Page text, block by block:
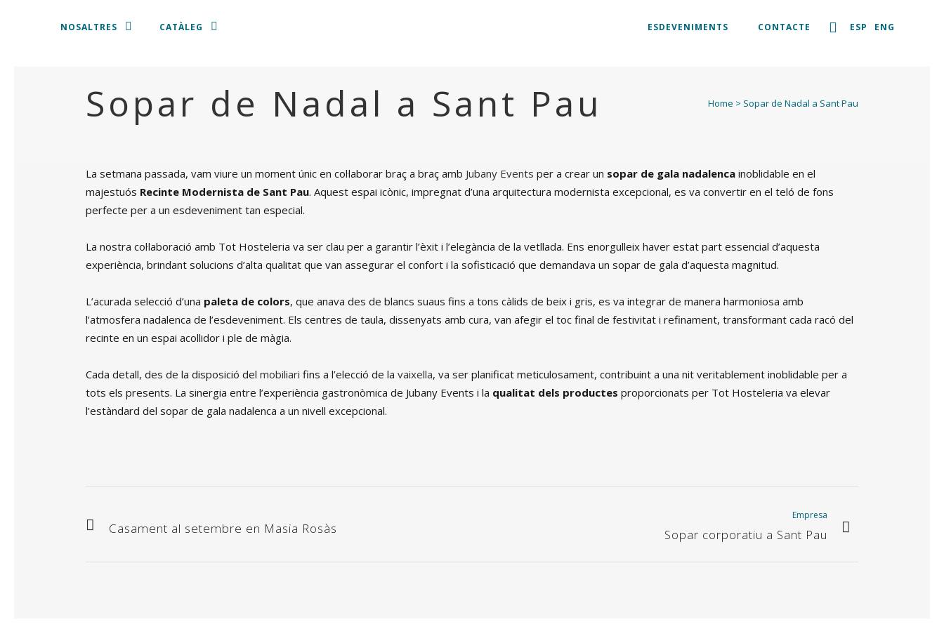
NOSALTRES CATÀLEG
ESTOVALLES I TOVALLONS
COBERTERIA
CRISTALLERIA
SOFÀS, BUTAQUES I PUFFS
BARRES
ESDEVENIMENTS CONTACTE ESP ENG
Sopar de Nadal a Sant Pau Home > Sopar de Nadal a Sant Pau
La setmana passada, vam viure un moment únic en col·laborar braç a braç amb Jubany Events per a crear un sopar de gala nadalenca inoblidable en el
majestuós Recinte Modernista de Sant Pau. Aquest espai icònic, impregnat d’una arquitectura modernista excepcional, es va convertir en el teló de fons
perfecte per a un esdeveniment tan especial.
La nostra col·laboració amb Tot Hosteleria va ser clau per a garantir l’èxit i l’elegància de la vetllada. Ens enorgulleix haver estat part essencial d’aquesta
experiència, brindant solucions d’alta qualitat que van assegurar el confort i la sofisticació que demandava un sopar de gala d’aquesta magnitud.
L’acurada selecció d’una paleta de colors, que anava des de blancs suaus fins a tons càlids de beix i gris, es va integrar de manera harmoniosa amb
l’atmosfera nadalenca de l’esdeveniment. Els centres de taula, dissenyats amb cura, van afegir el toc final de festivitat i refinament, transformant cada racó del
recinte en un espai acollidor i ple de màgia.
Cada detall, des de la disposició del mobiliari fins a l’elecció de la vaixella, va ser planificat meticulosament, contribuint a una nit veritablement inoblidable per a
tots els presents. La sinergia entre l’experiència gastronòmica de Jubany Events i la qualitat dels productes proporcionats per Tot Hosteleria va elevar
l’estàndard del sopar de gala nadalenca a un nivell excepcional.
Casament al setembre en Masia Rosàs
Empresa
Sopar corporatiu a Sant Pau